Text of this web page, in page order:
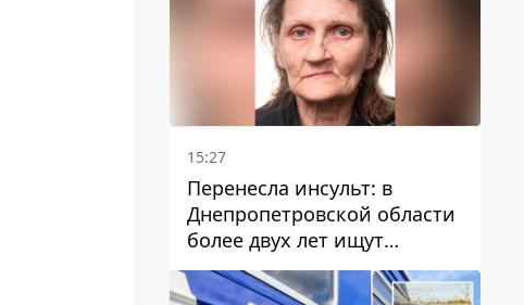
15:27
Перенесла инсульт: в
Днепропетровской области
более двух лет ищут
пропавшую женщину